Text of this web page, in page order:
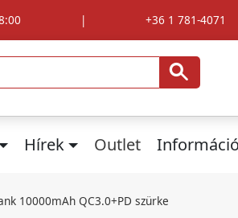
| +36 1 781-4071
Hírek Outlet
10000mAh QC3.0+PD szürke